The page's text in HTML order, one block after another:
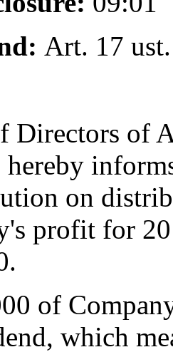
Art. 17
Directors of
on
profit for
of
which